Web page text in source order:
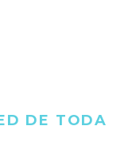
DE TODA